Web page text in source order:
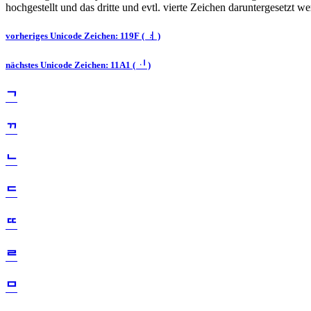
hochgestellt und das dritte und evtl. vierte Zeichen daruntergesetzt
vorheriges Unicode Zeichen: 119F ( ᆟ )
nächstes Unicode Zeichen: 11A1 ( ᆡ )
ᄀ
ᄁ
ᄂ
ᄃ
ᄄ
ᄅ
ᄆ